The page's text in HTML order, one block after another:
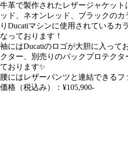
牛革で製作されたレザージャケッ
ッド、ネオンレッド、ブラックの
りDucatiマシンに使用されているカ
なっております！
袖にはDucatiのロゴが大胆に入って
クター、別売りのバックプロテク
ております✨️
腰にはレザーパンツと連結できる
価格（税込み）：¥105,900-